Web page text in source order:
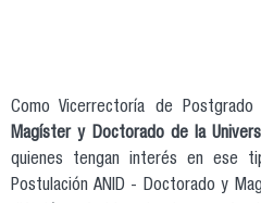
Como Vicerrectoría de Postgrado
Magíster y Doctorado de la
quienes tengan interés en ese
Postulación ANID - Doctorado y